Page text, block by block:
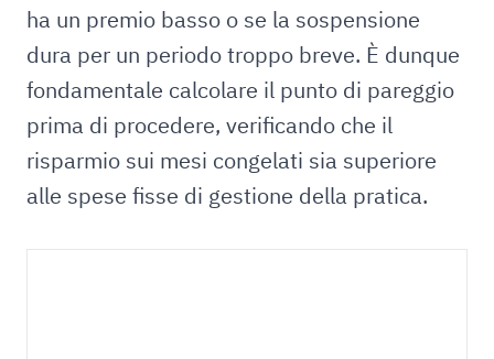
ha un premio basso o se la sospensione
dura per un periodo troppo breve. È dunque
fondamentale calcolare il punto di pareggio
prima di procedere, verificando che il
risparmio sui mesi congelati sia superiore
alle spese fisse di gestione della pratica.